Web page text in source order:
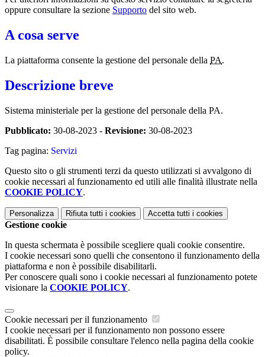
oppure consultare la sezione Supporto del sito web.
A cosa serve
La piattaforma consente la gestione del personale della PA.
Descrizione breve
Sistema ministeriale per la gestione del personale della PA.
Pubblicato: 30-08-2023 - Revisione: 30-08-2023
Tag pagina: Servizi
Questo sito o gli strumenti terzi da questo utilizzati si avvalgono di
cookie necessari al funzionamento ed utili alle finalità illustrate nella
COOKIE POLICY.
Personalizza Rifiuta tutti i cookies Accetta tutti i cookies
Gestione cookie
In questa schermata è possibile scegliere quali cookie consentire.
I cookie necessari sono quelli che consentono il funzionamento della
piattaforma e non è possibile disabilitarli.
Per conoscere quali sono i cookie necessari al funzionamento potete
visionare la COOKIE POLICY.
Cookie necessari per il funzionamento
I cookie necessari per il funzionamento non possono essere
disabilitati. È possibile consultare l'elenco nella pagina della cookie
policy.